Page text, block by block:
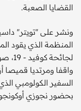
القضايا الصعبة.
ونشر على "تويتر"
المنظمة الذي يقود
واقفا ومرتديا قميصا
السفير الكولومبي
بحضور نجوزي